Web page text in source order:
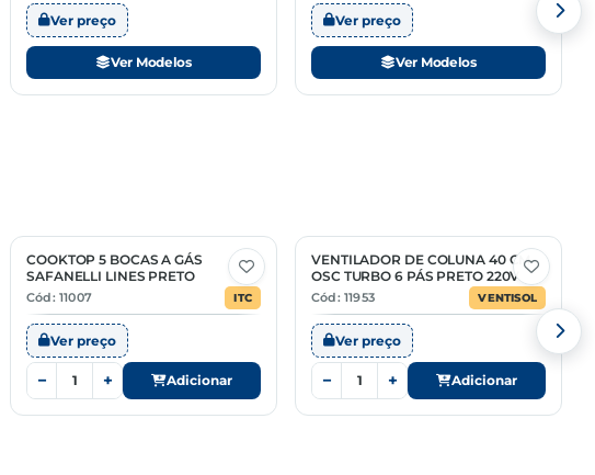
Ver preço
Ver Modelos
Ver preço
Ver Modelos
COOKTOP 5 BOCAS A GÁS
SAFANELLI LINES PRETO
Cód: 11007 ITC
Ver preço
− + Adicionar
VENTILADOR DE COLUNA 40 CM
OSC TURBO 6 PÁS PRETO 220V
Cód: 11953 VENTISOL
Ver preço
− + Adicionar